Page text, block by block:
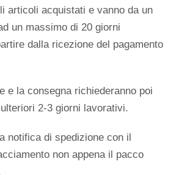
articoli acquistati e vanno da un
un massimo di 20 giorni
dalla ricezione del pagamento
e la consegna richiederanno poi
2-3 giorni lavorativi.
notifica di spedizione con il
non appena il pacco